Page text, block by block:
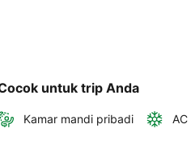
untuk trip Anda
Kamar mandi pribadi AC